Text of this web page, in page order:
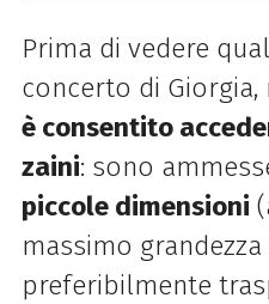
Prima di vedere
concerto di
è consentito
zaini: sono
piccole dimensioni
massimo
preferibilmente